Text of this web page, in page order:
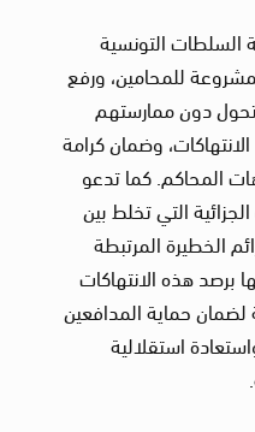
السلطات التونسية
للمحامين، ورفع
تحول دون ممارستهم
وضمان كرامة
المحاكم. كما تدعو
التي تخلط بين
الخطيرة المرتبطة
برصد هذه الانتهاكات
لضمان حماية المدافعين
استقلالية